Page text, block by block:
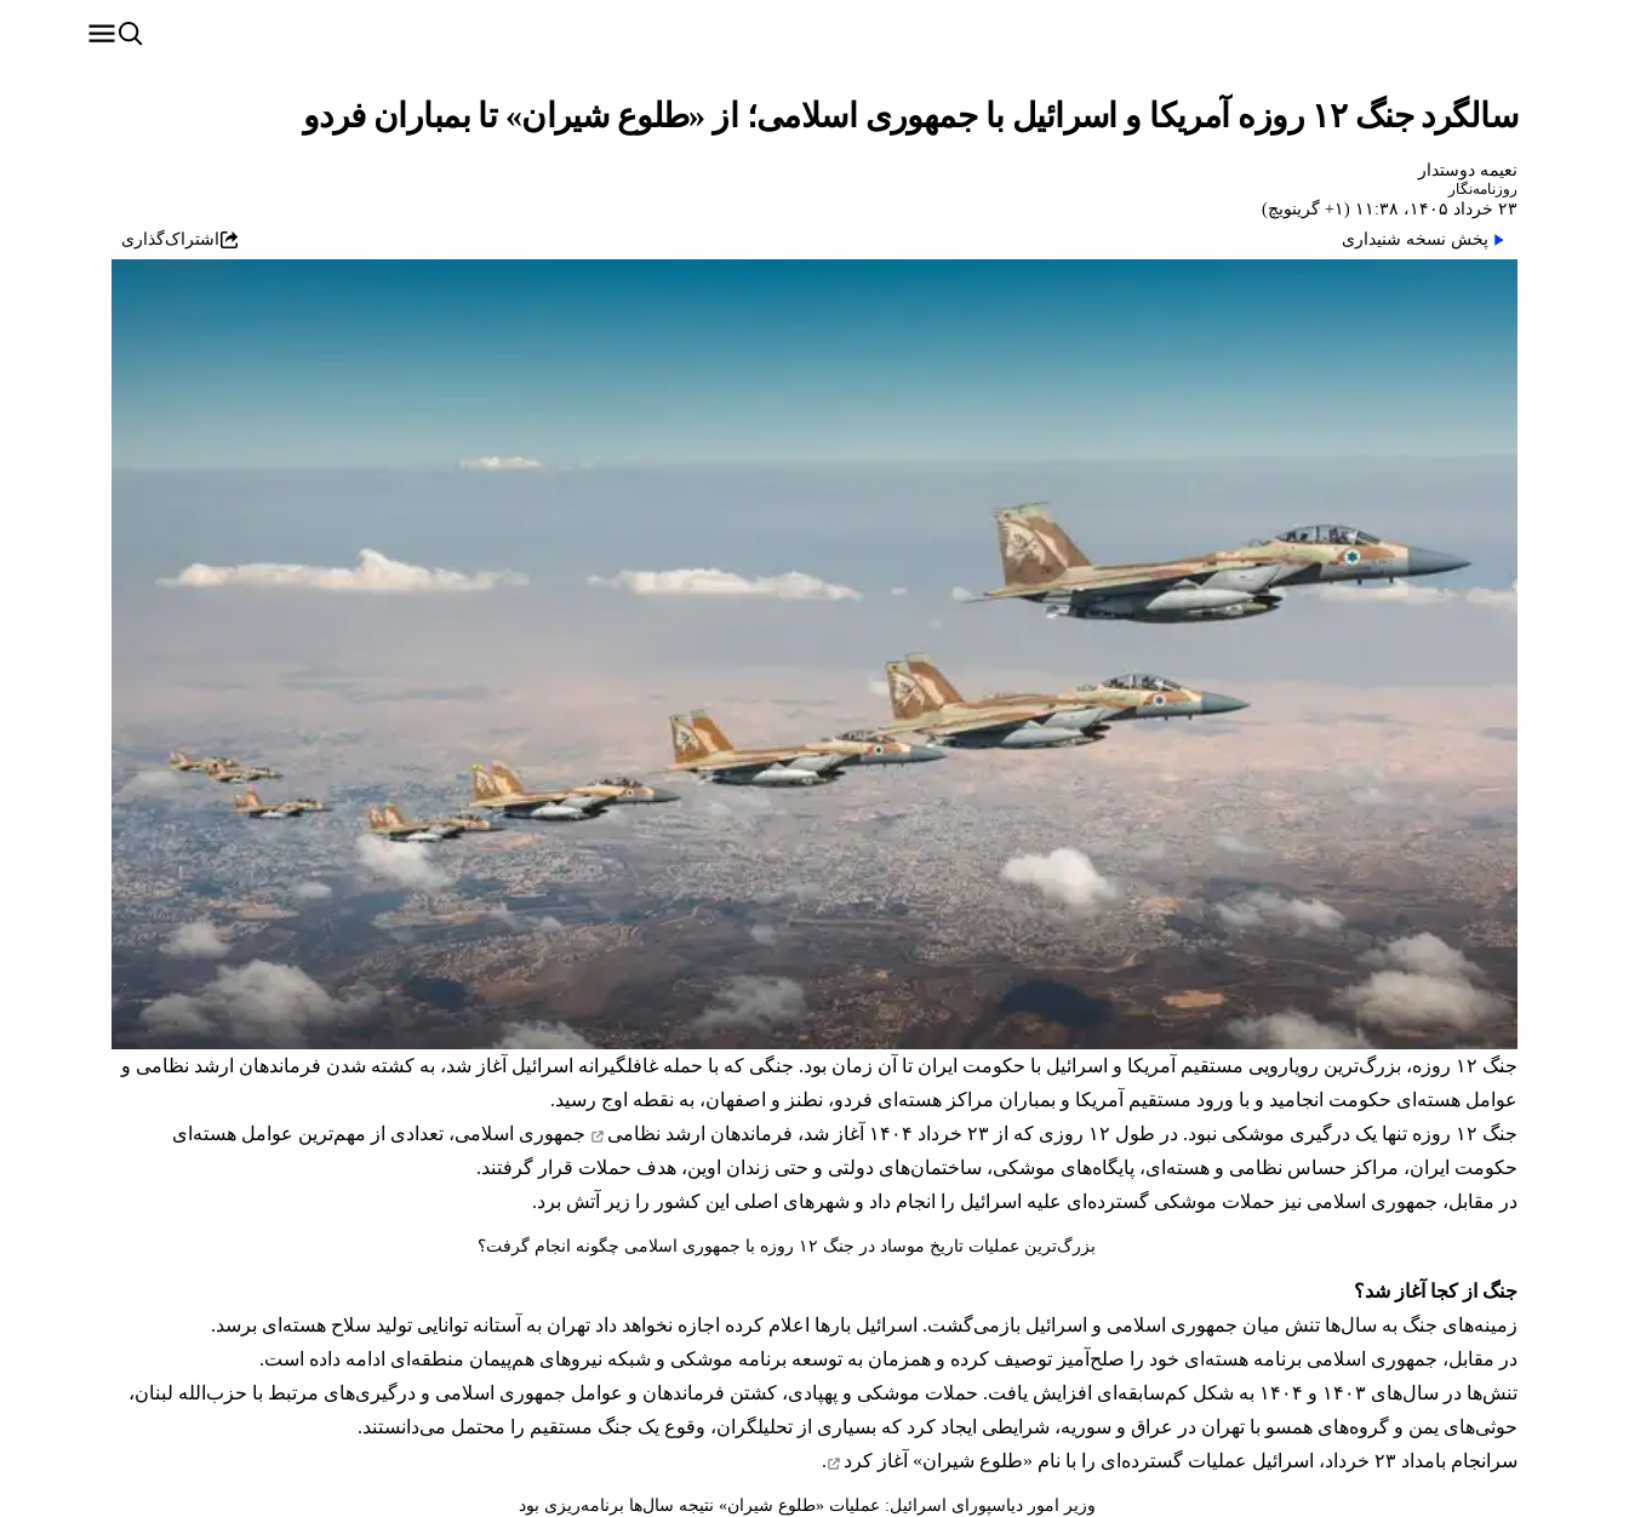
سالگرد جنگ ۱۲ روزه آمریکا و اسرائیل با جمهوری اسلامی؛ از «طلوع شیران» تا بمباران فردو
نعیمه دوستدار
روزنامه‌نگار
۲۳ خرداد ۱۴۰۵، ۱۱:۳۸ (‎+۱ گرینویچ)
پخش نسخه شنیداری
اشتراک‌گذاری
جنگ ۱۲ روزه، بزرگ‌ترین رویارویی مستقیم آمریکا و اسرائیل با حکومت ایران تا آن زمان بود. جنگی که با حمله غافلگیرانه اسرائیل آغاز شد، به کشته شدن فرماندهان ارشد نظامی و
عوامل هسته‌ای حکومت انجامید و با ورود مستقیم آمریکا و بمباران مراکز هسته‌ای فردو، نطنز و اصفهان، به نقطه اوج رسید.
جنگ ۱۲ روزه تنها یک درگیری موشکی نبود. در طول ۱۲ روزی که از ۲۳ خرداد ۱۴۰۴ آغاز شد،
فرماندهان ارشد نظامی
جمهوری اسلامی، تعدادی از مهم‌ترین عوامل هسته‌ای
حکومت ایران، مراکز حساس نظامی و هسته‌ای، پایگاه‌های موشکی، ساختمان‌های دولتی و حتی زندان اوین، هدف حملات قرار گرفتند.
در مقابل، جمهوری اسلامی نیز حملات موشکی گسترده‌ای علیه اسرائیل را انجام داد و شهرهای اصلی این کشور را زیر آتش برد.
بزرگ‌ترین عملیات تاریخ موساد در جنگ ۱۲ روزه با جمهوری اسلامی چگونه انجام گرفت؟
جنگ از کجا آغاز شد؟
زمینه‌های جنگ به سال‌ها تنش میان جمهوری اسلامی و اسرائیل بازمی‌گشت. اسرائیل بارها اعلام کرده اجازه نخواهد داد تهران به آستانه توانایی تولید سلاح هسته‌ای برسد.
در مقابل، جمهوری اسلامی برنامه هسته‌ای خود را صلح‌آمیز توصیف کرده و همزمان به توسعه برنامه موشکی و شبکه نیروهای هم‌پیمان منطقه‌ای ادامه داده است.
تنش‌ها در سال‌های ۱۴۰۳ و ۱۴۰۴ به شکل کم‌سابقه‌ای افزایش یافت. حملات موشکی و پهپادی، کشتن فرماندهان و عوامل جمهوری اسلامی و درگیری‌های مرتبط با حزب‌الله لبنان،
حوثی‌های یمن و گروه‌های همسو با تهران در عراق و سوریه، شرایطی ایجاد کرد که بسیاری از تحلیلگران، وقوع یک جنگ مستقیم را محتمل می‌دانستند.
سرانجام بامداد ۲۳ خرداد، اسرائیل عملیات گسترده‌ای را با نام «طلوع شیران»
آغاز کرد .
وزیر امور دیاسپورای اسرائیل: عملیات «طلوع شیران» نتیجه سال‌ها برنامه‌ریزی بود